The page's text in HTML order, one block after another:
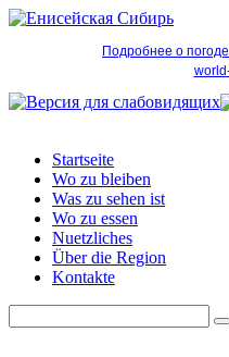
Подробнее о
Startseite
Wo zu bleiben
Was zu sehen ist
Wo zu essen
Nuetzliches
Über die Region
Kontakte